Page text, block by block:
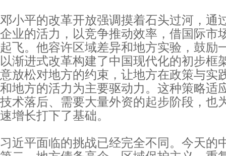
邓小平的改革开放强调摸着石头过河，通
企业的活力，以竞争推动效率，借国际市
起飞。他容许区域差异和地方实验，鼓励
以渐进式改革构建了中国现代化的初步框
意放松对地方的约束，让地方在政策与实
和地方的活力为主要驱动力。这种策略适
技术落后、需要大量外资的起步阶段，也
速增长打下了基础。
习近平面临的挑战已经完全不同。今天的